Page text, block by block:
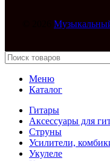
Меню
Каталог
Гитары
Аксессуары для
Струны
Усилители,
Укулеле